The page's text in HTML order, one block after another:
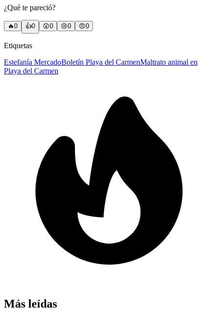
¿Qué te pareció?
🔥0 👍0 😲0 😢0 😠0
Etiquetas
Estefanía MercadoBoletín Playa del CarmenMaltrato animal en
Playa del Carmen
Más leídas